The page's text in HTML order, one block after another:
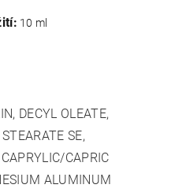
10 ml
DECYL OLEATE,
SE,
CAPRIC
ALUMINUM